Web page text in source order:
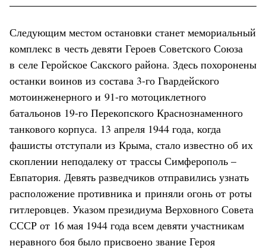
Следующим местом остановки станет мемориальный
комплекс в честь девяти Героев Советского Союза
в селе Геройское Сакского района. Здесь похоронены
останки воинов из состава 3-го Гвардейского
мотоинженерного и 91-го мотоциклетного
батальонов 19-го Перекопского Краснознаменного
танкового корпуса. 13 апреля 1944 года, когда
фашисты отступали из Крыма, стало известно об их
скоплении неподалеку от трассы Симферополь –
Евпатория. Девять разведчиков отправились узнать
расположение противника и приняли огонь от роты
гитлеровцев. Указом президиума Верховного Совета
СССР от 16 мая 1944 года всем девяти участникам
неравного боя было присвоено звание Героя